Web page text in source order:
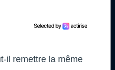
il remettre la même